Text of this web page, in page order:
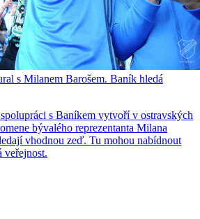
s Milanem Barošem. Baník hledá
s Baníkem vytvoří v ostravských
bývalého reprezentanta Milana
vhodnou zeď. Tu mohou nabídnout
veřejnost.